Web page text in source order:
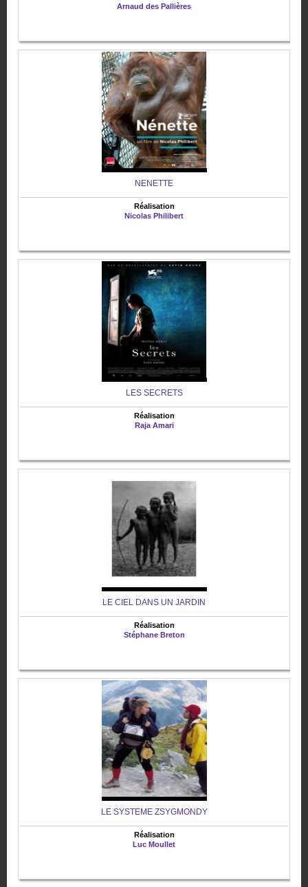
Arnaud des Pallières
NENETTE
Réalisation
Nicolas Philibert
LES SECRETS
Réalisation
Raja Amari
LE CIEL DANS UN JARDIN
Réalisation
Stéphane Breton
LE SYSTEME ZSYGMONDY
Réalisation
Luc Moullet